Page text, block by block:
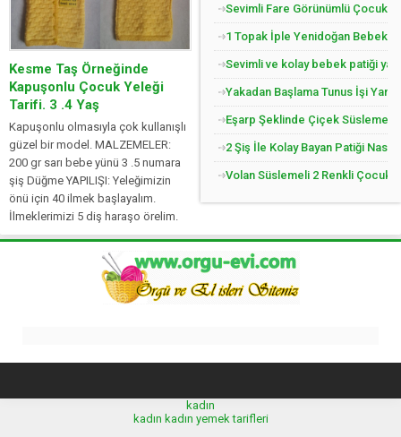
Kesme Taş Örneğinde
Kapuşonlu Çocuk Yeleği
Tarifi. 3 .4 Yaş
Kapuşonlu olmasıyla çok kullanışlı
güzel bir model. MALZEMELER:
200 gr sarı bebe yünü 3 .5 numara
şiş Düğme YAPILIŞI: Yeleğimizin
önü için 40 ilmek başlayalım.
İlmeklerimizi 5 diş haraşo örelim.
İlmeklerimizi ön pat için 5 haraşo,
Sevimli Fare Görünümlü Çocuk
1 Topak İple Yenidoğan Bebek
Sevimli ve kolay bebek patiği
Yakadan Başlama Tunus İşi
Eşarp Şeklinde Çiçek Süslemeli
2 Şiş İle Kolay Bayan Patiği Nasıl
Volan Süslemeli 2 Renkli Çocuk
kadın
kadın kadın yemek tarifleri